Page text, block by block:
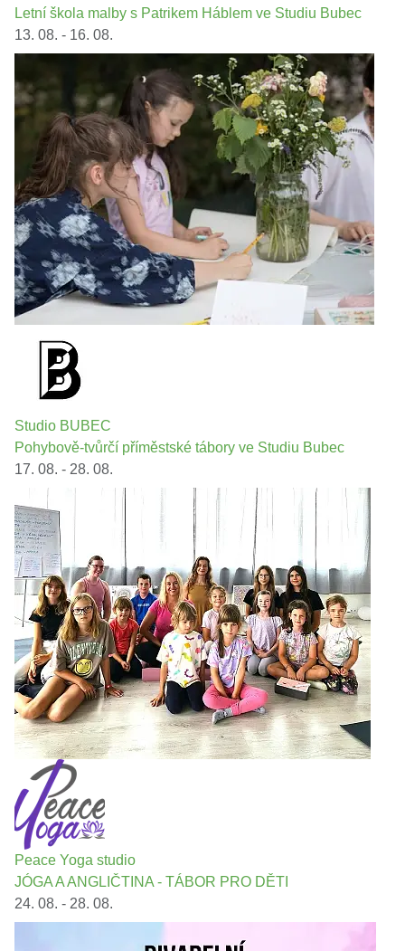
Letní škola malby s Patrikem Háblem ve Studiu Bubec
13. 08. - 16. 08.
Studio BUBEC
Pohybově-tvůrčí příměstské tábory ve Studiu Bubec
17. 08. - 28. 08.
Peace Yoga studio
JÓGA A ANGLIČTINA - TÁBOR PRO DĚTI
24. 08. - 28. 08.